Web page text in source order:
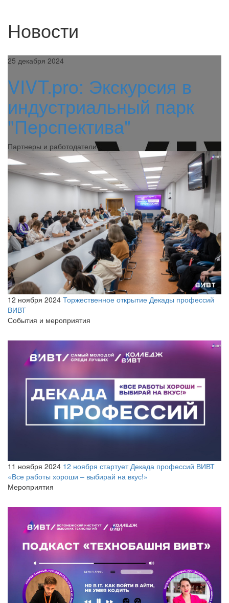
Новости
25 декабря 2024
VIVT.pro: Экскурсия в
индустриальный парк
"Перспектива"
Партнеры и работодатели
12 ноября 2024 Торжественное открытие Декады профессий
ВИВТ
События и мероприятия
11 ноября 2024 12 ноября стартует Декада профессий ВИВТ
«Все работы хороши – выбирай на вкус!»
Мероприятия